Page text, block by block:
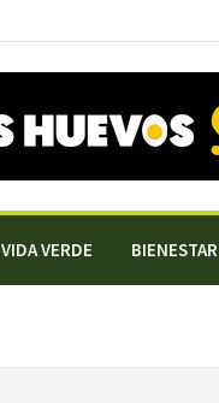
VIDA VERDE BIENESTAR